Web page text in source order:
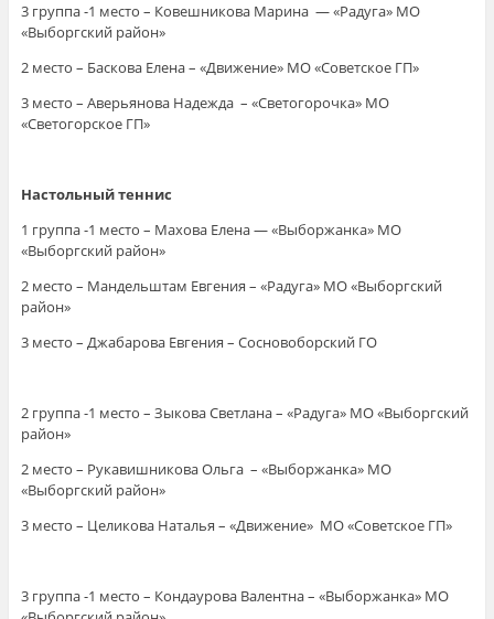
3 группа -1 место – Ковешникова Марина — «Радуга» МО
«Выборгский район»
2 место – Баскова Елена – «Движение» МО «Советское ГП»
3 место – Аверьянова Надежда – «Светогорочка» МО
«Светогорское ГП»
Настольный теннис
1 группа -1 место – Махова Елена — «Выборжанка» МО
«Выборгский район»
2 место – Мандельштам Евгения – «Радуга» МО «Выборгский
район»
3 место – Джабарова Евгения – Сосновоборский ГО
2 группа -1 место – Зыкова Светлана – «Радуга» МО «Выборгский
район»
2 место – Рукавишникова Ольга – «Выборжанка» МО
«Выборгский район»
3 место – Целикова Наталья – «Движение» МО «Советское ГП»
3 группа -1 место – Кондаурова Валентна – «Выборжанка» МО